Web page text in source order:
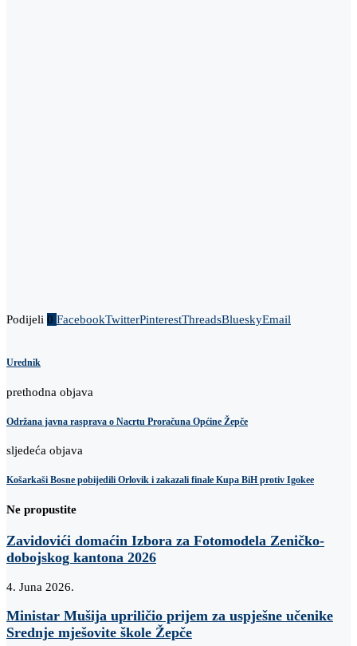
Podijeli 0 FacebookTwitterPinterestThreadsBlueskyEmail
Urednik
prethodna objava
Održana javna rasprava o Nacrtu Proračuna Općine Žepče
sljedeća objava
Košarkaši Bosne pobijedili Orlovik i zakazali finale Kupa BiH protiv Igokee
Ne propustite
Zavidovići domaćin Izbora za Fotomodela Zeničko-
dobojskog kantona 2026
4. Juna 2026.
Ministar Mušija upriličio prijem za uspješne učenike
Srednje mješovite škole Žepče